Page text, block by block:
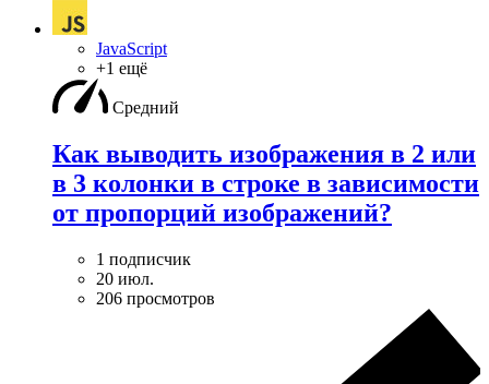
JavaScript
+1 ещё
Средний
Как выводить изображения в 2 или
в 3 колонки в строке в зависимости
от пропорций изображений?
1 подписчик
20 июл.
206 просмотров